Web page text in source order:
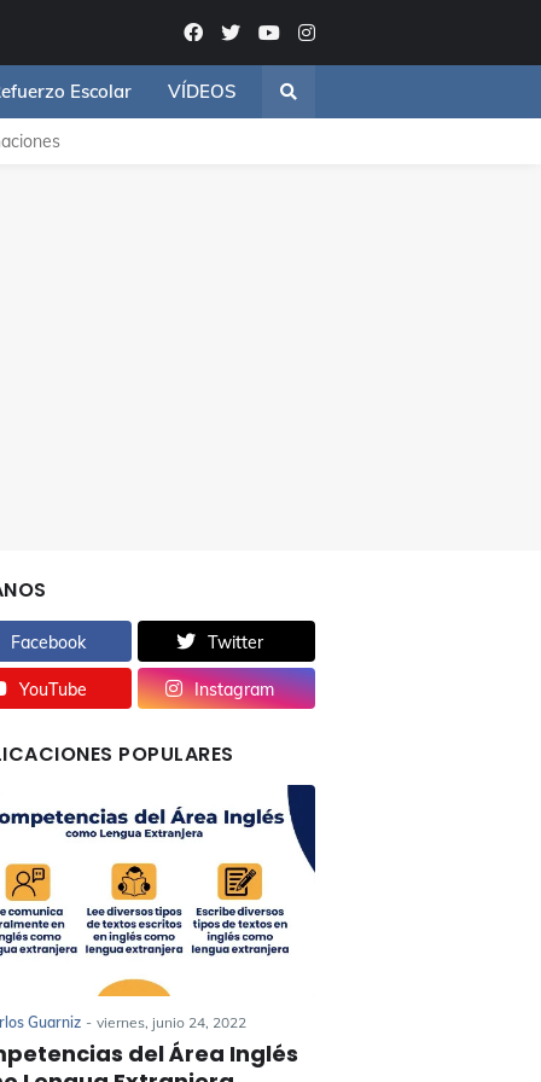
Escolar VÍDEOS
Facebook Twitter
YouTube Instagram
POPULARES
Guarniz - viernes, junio 24, 2022
del Área Inglés